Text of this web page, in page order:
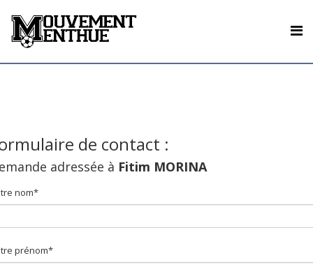
de contact :
adressée à Fitim MORINA
nom*
prénom*